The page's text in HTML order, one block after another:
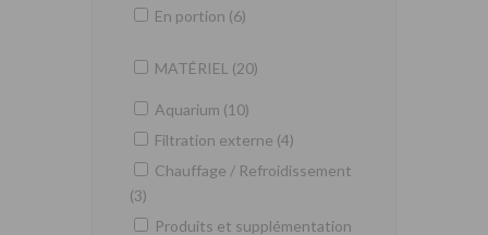
En portion (6)
MATÉRIEL (20)
Aquarium (10)
Filtration externe (4)
Chauffage / Refroidissement
(3)
Produits et supplémentation